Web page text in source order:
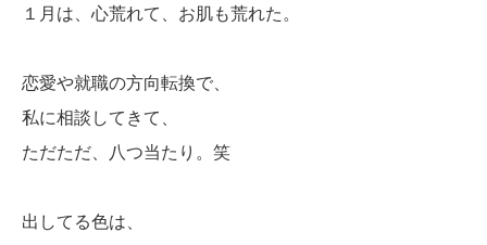
１月は、心荒れて、お肌も荒れた。
恋愛や就職の方向転換で、
私に相談してきて、
ただただ、八つ当たり。笑
出してる色は、